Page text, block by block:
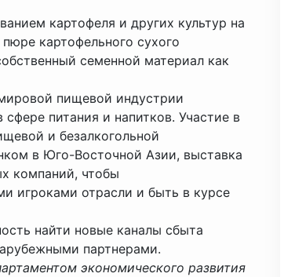
картофеля и других культур на
картофельного сухого
семенной материал как
пищевой индустрии
питания и напитков. Участие в
и безалкогольной
в Юго-Восточной Азии, выставка
компаний, чтобы
игроками отрасли и быть в курсе
найти новые каналы сбыта
партнерами.
экономического развития